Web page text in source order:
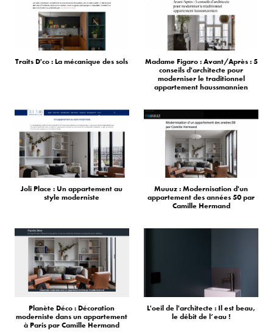
Traits D'co : La mécanique des sols
Madame Figaro : Avant/Après : 5
conseils d'architecte pour
moderniser le traditionnel
appartement haussmannien
Joli Place : Un appartement au
style moderniste
Muuuz : Modernisation d'un
appartement des années 50 par
Camille Hermand
Planète Déco : Décoration
moderniste dans un appartement
à Paris par Camille Hermand
L'oeil de l'architecte : Il est beau,
le débit de l’eau !